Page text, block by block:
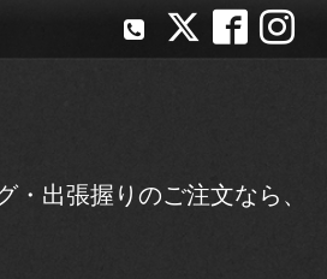
出張握りのご注文なら、